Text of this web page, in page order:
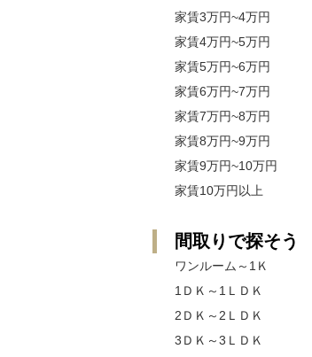
家賃3万円~4万円
家賃4万円~5万円
家賃5万円~6万円
家賃6万円~7万円
家賃7万円~8万円
家賃8万円~9万円
家賃9万円~10万円
家賃10万円以上
間取りで探そう
ワンルーム～1Ｋ
1ＤＫ～1ＬＤＫ
2ＤＫ～2ＬＤＫ
3ＤＫ～3ＬＤＫ